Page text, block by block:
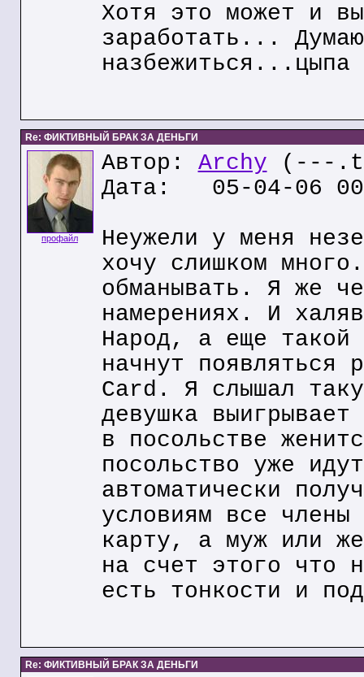
Хотя это может и
заработать...
назбежиться...цыпа
Re: ФИКТИВНЫЙ БРАК ЗА ДЕНЬГИ
профайл
Автор: Archy (---
Дата: 05-04-06
Неужели у меня
хочу слишком
обманывать. Я же
намерениях. И
Народ, а еще такой
начнут появляться
Card. Я слышал
девушка
в посольстве
посольство уже
автоматически
условиям все члены
карту, а муж или
на счет этого что
есть тонкости и
Re: ФИКТИВНЫЙ БРАК ЗА ДЕНЬГИ